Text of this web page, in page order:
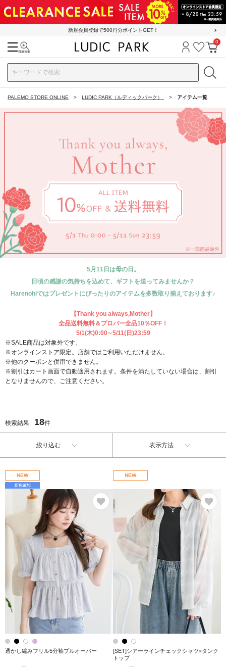
新規会員登録で500円分ポイントGET！
ログイン
お気に
カ
0
PALEMO STORE ONLINE LUDIC PARK（ルディックパーク） アイテム一覧
5月11日は母の日。
日頃の感謝の気持ちを込めて、ギフトを送ってみませんか？
Harenohiではプレゼントにぴったりのアイテムを多数取り揃えております♪
【Thank you always,Mother】
全品送料無料＆プロパー全品10％OFF！
5/1(木)0:00∼5/11(日)23:59
※SALE商品は対象外です。
※オンラインストア限定。店舗ではご利用いただけません。
※他のクーポンと併用できません。
※割引はカート画面で自動適用されます。条件を満たしていない場合は、割引
となりませんので、ご注意ください。
検索結果 18件
絞り込む 表示方法
NEW
透かし編みフリル5分袖プルオーバー
NEW
[SET]シアーラインチェックシャツ×タンク
トップ